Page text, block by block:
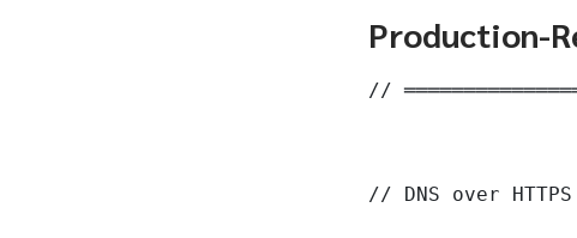
Production-
//
// DNS over